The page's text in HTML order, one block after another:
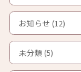
お知らせ (12)
未分類 (5)